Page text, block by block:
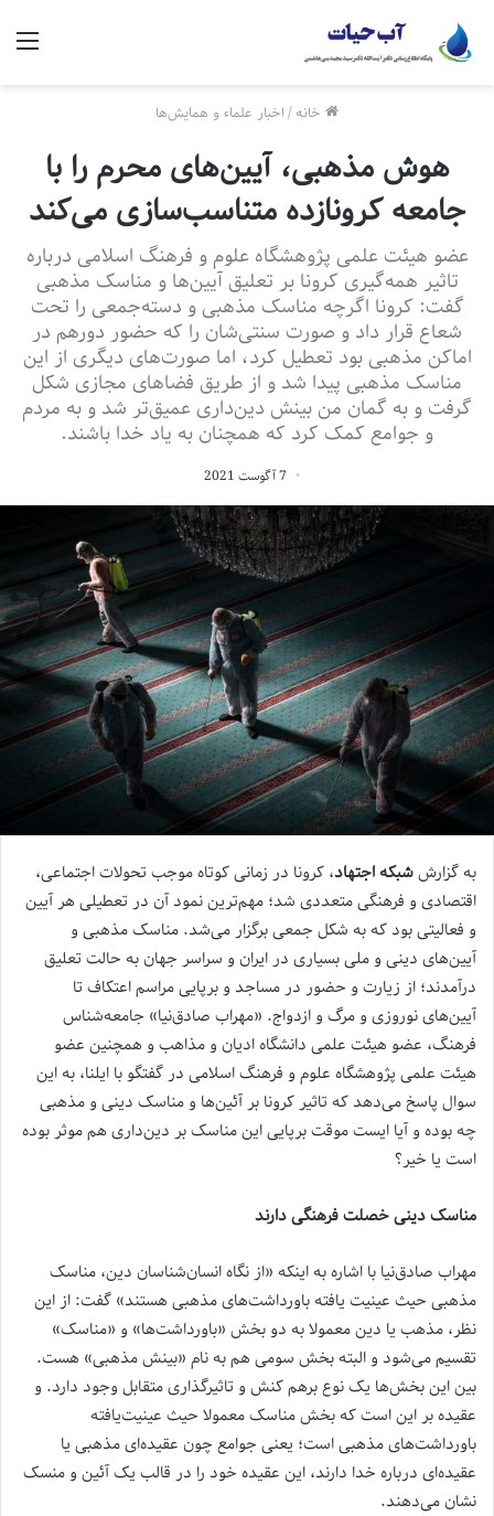
خانه/اخبار علماء و همایش‌ها
هوش مذهبی، آیین‌های محرم را با
جامعه کرونازده متناسب‌سازی می‌کند
عضو هیئت علمی پژوهشگاه علوم و فرهنگ اسلامی درباره
تاثیر همه‌گیری کرونا بر تعلیق آیین‌ها و مناسک مذهبی
گفت: کرونا اگرچه مناسک مذهبی و دسته‌جمعی را تحت
شعاع قرار داد و صورت سنتی‌شان را که حضور دورهم در
اماکن مذهبی بود تعطیل کرد، اما صورت‌های دیگری از این
مناسک مذهبی پیدا شد و از طریق فضاهای مجازی شکل
گرفت و به گمان من بینش دین‌داری عمیق‌تر شد و به مردم
و جوامع کمک کرد که همچنان به یاد خدا باشند.
7 آگوست 2021
به گزارششبکه اجتهاد، کرونا در زمانی کوتاه موجب تحولات اجتماعی،
اقتصادی و فرهنگی متعددی شد؛ مهم‌ترین نمود آن در تعطیلی هر آیین
و فعالیتی بود که به شکل جمعی برگزار می‌شد. مناسک مذهبی و
آیین‌های دینی و ملی بسیاری در ایران و سراسر جهان به حالت تعلیق
درآمدند؛ از زیارت و حضور در مساجد و برپایی مراسم اعتکاف تا
آیین‌های نوروزی و مرگ و ازدواج. «مهراب صادق‌نیا» جامعه‌شناس
فرهنگ، عضو هیئت علمی دانشگاه ادیان و مذاهب و همچنین عضو
هیئت علمی پژوهشگاه علوم و فرهنگ اسلامی در گفتگو با ایلنا، به این
سوال پاسخ می‌دهد که تاثیر کرونا بر آئین‌ها و مناسک دینی و مذهبی
چه بوده و آیا ایست موقت برپایی این مناسک بر دین‌داری هم موثر بوده
است یا خیر؟
مناسک دینی خصلت فرهنگی دارند
مهراب صادق‌نیا با اشاره به اینکه «از نگاه انسان‌شناسان دین، مناسک
مذهبی حیث عینیت یافته باورداشت‌های مذهبی هستند» گفت: از این
نظر، مذهب یا دین معمولا به دو بخش «باورداشت‌ها» و «مناسک»
تقسیم می‌شود و البته بخش سومی هم به نام «بینش مذهبی» هست.
بین این بخش‌ها یک نوع برهم کنش و تاثیرگذاری متقابل وجود دارد. و
عقیده بر این است که بخش مناسک معمولا حیث عینیت‌یافته
باورداشت‌های مذهبی است؛ یعنی جوامع چون عقیده‌ای مذهبی یا
عقیده‌ای درباره خدا دارند، این عقیده خود را در قالب یک آئین و منسک
نشان می‌دهند.